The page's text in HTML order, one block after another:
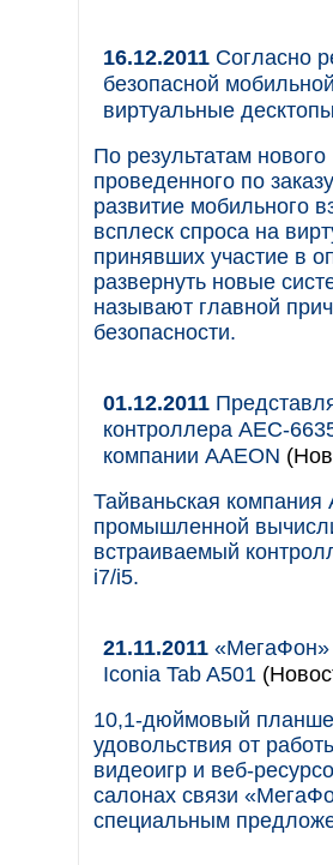
16.12.2011 Согласно
безопасной
виртуальные
По результатам
проведенного по
развитие мобильного
всплеск спроса на
принявших участие в
развернуть новые
называют главной
безопасности.
01.12.2011
контроллера AEC-
компании AAEON
Тайваньская
промышленной
встраиваемый
i7/i5.
21.11.2011 «МегаФон»
Iconia Tab A501
10,1-дюймовый
удовольствия от
видеоигр и веб-
салонах связи
специальным